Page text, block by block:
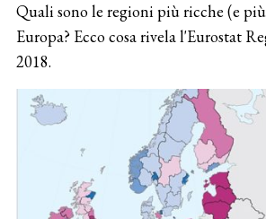
Quali sono le regioni più ricche (e
Europa? Ecco cosa rivela l'Eurostat
2018.